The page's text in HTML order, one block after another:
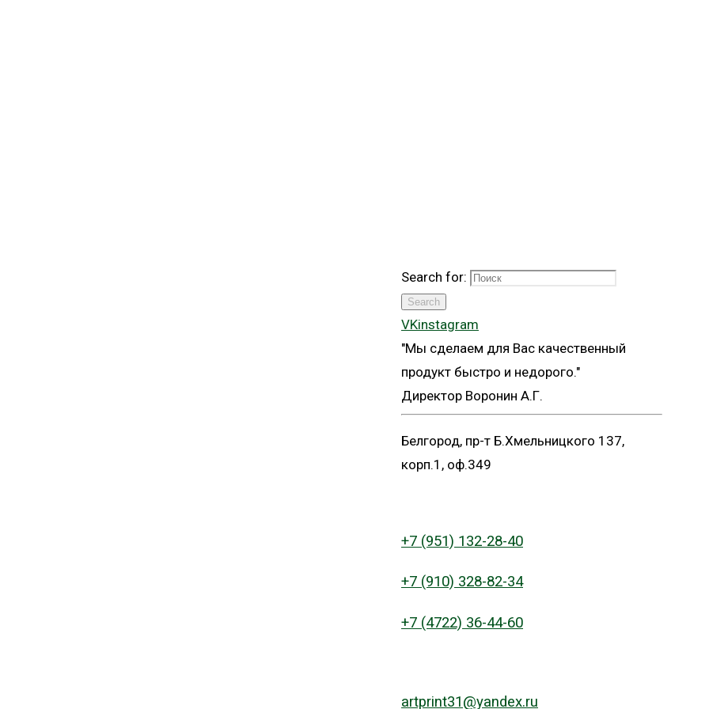
Search for:
Search
VKinstagram
"Мы сделаем для Вас качественный
продукт быстро и недорого."
Директор Воронин А.Г.
Белгород, пр-т Б.Хмельницкого 137,
корп.1, оф.349
+7 (951) 132-28-40
+7 (910) 328-82-34
+7 (4722) 36-44-60
artprint31@yandex.ru